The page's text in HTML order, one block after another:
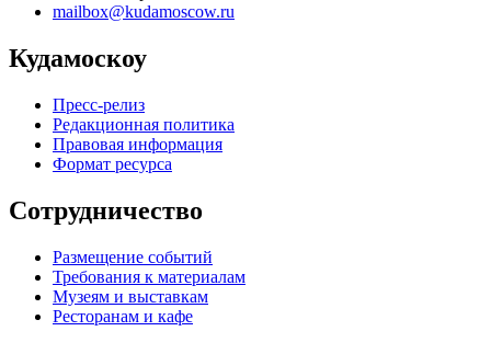
mailbox@kudamoscow.ru
Кудамоскоу
Пресс-релиз
Редакционная политика
Правовая информация
Формат ресурса
Сотрудничество
Размещение событий
Требования к материалам
Музеям и выставкам
Ресторанам и кафе